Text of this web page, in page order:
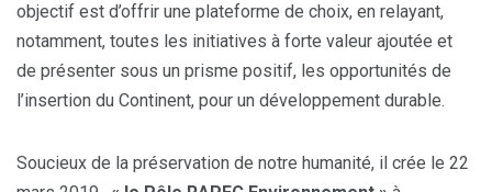
objectif est d’offrir une plateforme de choix, en relayant,
notamment, toutes les initiatives à forte valeur ajoutée et
de présenter sous un prisme positif, les opportunités de
l’insertion du Continent, pour un développement durable.
Soucieux de la préservation de notre humanité, il crée le 22